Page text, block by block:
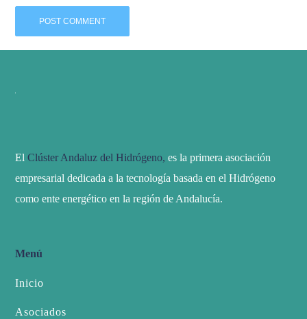
El Clúster Andaluz del Hidrógeno, es la primera asociación
empresarial dedicada a la tecnología basada en el Hidrógeno
como ente energético en la región de Andalucía.
Menú
Inicio
Asociados